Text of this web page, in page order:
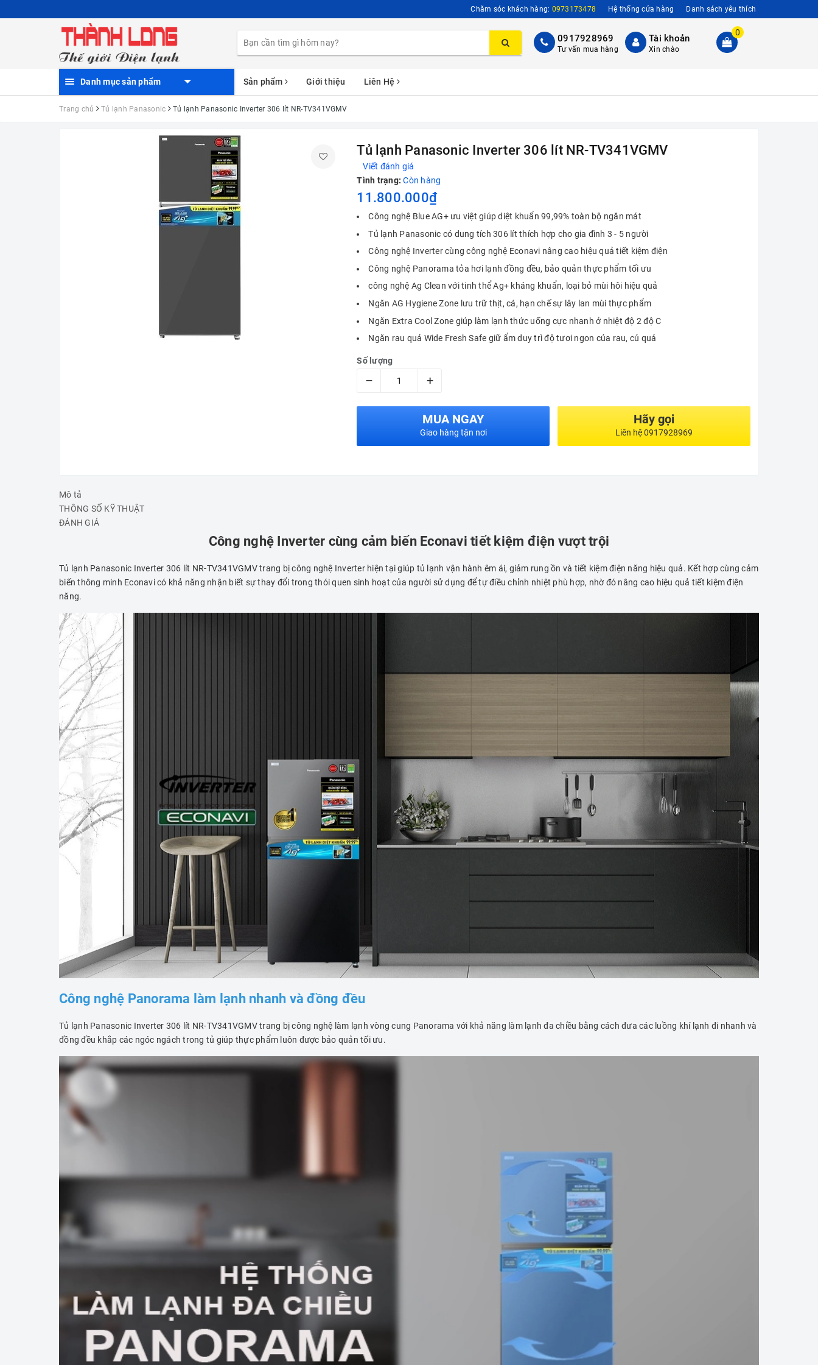
Chăm sóc khách hàng: 0973173478 Hệ thống cửa hàng Danh sách yêu thích
0917928969
Tư vấn mua hàng
Tài khoản
Xin chào
0
Danh mục sản phẩm Sản phẩm Giới thiệu Liên Hệ
Trang chủ Tủ lạnh Panasonic Tủ lạnh Panasonic Inverter 306 lít NR-TV341VGMV
Tủ lạnh Panasonic Inverter 306 lít NR-TV341VGMV
Viết đánh giá
Tình trạng: Còn hàng
11.800.000₫
Công nghệ Blue AG+ ưu việt giúp diệt khuẩn 99,99% toàn bộ ngăn mát
Tủ lạnh Panasonic có dung tích 306 lít thích hợp cho gia đình 3 - 5 người
Công nghệ Inverter cùng công nghệ Econavi nâng cao hiệu quả tiết kiệm điện
Công nghệ Panorama tỏa hơi lạnh đồng đều, bảo quản thực phẩm tối ưu
công nghệ Ag Clean với tinh thể Ag+ kháng khuẩn, loại bỏ mùi hôi hiệu quả
Ngăn AG Hygiene Zone lưu trữ thịt, cá, hạn chế sự lây lan mùi thực phẩm
Ngăn Extra Cool Zone giúp làm lạnh thức uống cực nhanh ở nhiệt độ 2 độ C
Ngăn rau quả Wide Fresh Safe giữ ẩm duy trì độ tươi ngon của rau, củ quả
Số lượng
– +
MUA NGAY
Giao hàng tận nơi
Hãy gọi
Liên hệ 0917928969
Mô tả
THÔNG SỐ KỸ THUẬT
ĐÁNH GIÁ
Công nghệ Inverter cùng cảm biến Econavi tiết kiệm điện vượt trội
Tủ lạnh Panasonic Inverter 306 lít NR-TV341VGMV trang bị công nghệ Inverter hiện tại giúp tủ lạnh vận hành êm ái, giảm rung ồn và tiết kiệm điện năng hiệu quả. Kết hợp cùng cảm
biến thông minh Econavi có khả năng nhận biết sự thay đổi trong thói quen sinh hoạt của người sử dụng để tự điều chỉnh nhiệt phù hợp, nhờ đó nâng cao hiệu quả tiết kiệm điện
năng.
Công nghệ Panorama làm lạnh nhanh và đồng đều
Tủ lạnh Panasonic Inverter 306 lít NR-TV341VGMV trang bị công nghệ làm lạnh vòng cung Panorama với khả năng làm lạnh đa chiều bằng cách đưa các luồng khí lạnh đi nhanh và
đồng đều khắp các ngóc ngách trong tủ giúp thực phẩm luôn được bảo quản tối ưu.